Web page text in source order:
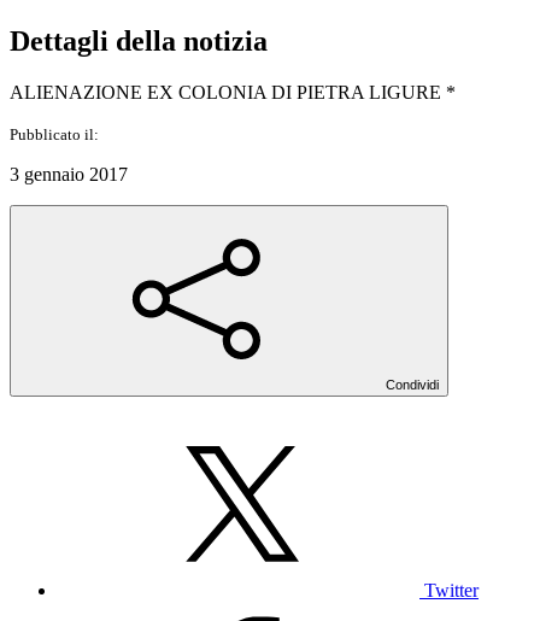
Dettagli della notizia
ALIENAZIONE EX COLONIA DI PIETRA LIGURE *
Pubblicato il:
3 gennaio 2017
Condividi
Twitter